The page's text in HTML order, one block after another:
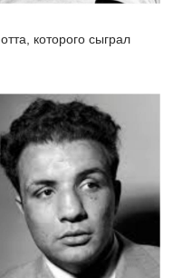
которого сыграл